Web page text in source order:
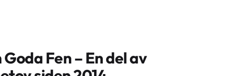
Goda Fen – En del av